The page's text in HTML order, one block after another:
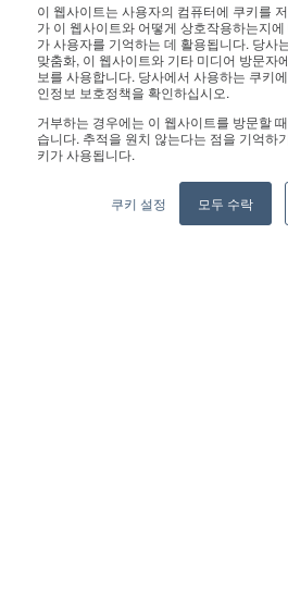
이 웹사이트는 사용자의 컴퓨터에 쿠키를
가 이 웹사이트와 어떻게 상호작용하는지
가 사용자를 기억하는 데 활용됩니다. 당사
맞춤화, 이 웹사이트와 기타 미디어 방문자
보를 사용합니다. 당사에서 사용하는 쿠키
인정보 보호정책을 확인하십시오.
거부하는 경우에는 이 웹사이트를 방문할
습니다. 추적을 원치 않는다는 점을 기억하
키가 사용됩니다.
쿠키 설정 모두 수락
문의 사항은 영업팀으로 연락 주십시오.:
보 관련 문의는 홍보팀으로 연락 바랍니
Copyright © 2026 Geekplus
reserved.